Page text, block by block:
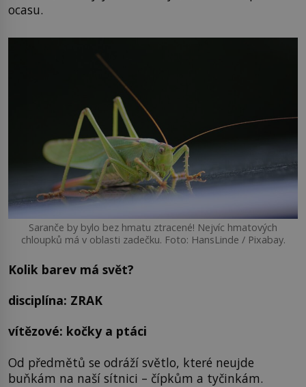
ocasu.
Saranče by bylo bez hmatu ztracené! Nejvíc hmatových
chloupků má v oblasti zadečku. Foto: HansLinde / Pixabay.
Kolik barev má svět?
disciplína: ZRAK
vítězové: kočky a ptáci
Od předmětů se odráží světlo, které neujde
buňkám na naší sítnici – čípkům a tyčinkám.